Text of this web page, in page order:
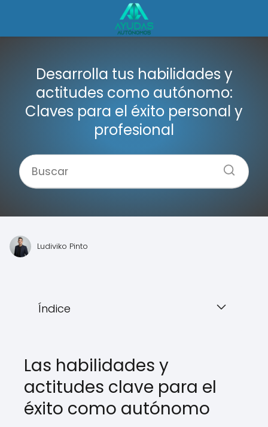
Desarrolla tus habilidades y
actitudes como autónomo:
Claves para el éxito personal y
profesional
Ludiviko Pinto
Índice
Las habilidades y
actitudes clave para el
éxito como autónomo